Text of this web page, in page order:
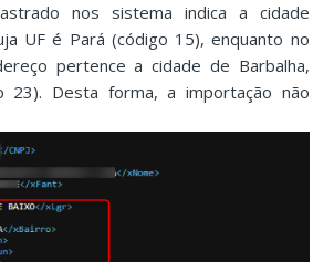
nos sistema indica a cidade
UF é Pará (código 15), enquanto no
pertence a cidade de Barbalha,
23). Desta forma, a importação não